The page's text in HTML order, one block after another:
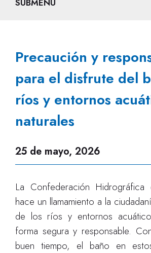
Precaución y
para el disfrute del
ríos y entornos
naturales
25 de mayo, 2026
La Confederación Hidrográfica
hace un llamamiento a la
de los ríos y entornos
forma segura y responsable.
buen tiempo, el baño en